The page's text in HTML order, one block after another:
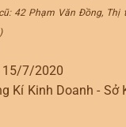
42 Phạm Văn Đồng, Thị
15/7/2020
Kí Kinh Doanh - Sở